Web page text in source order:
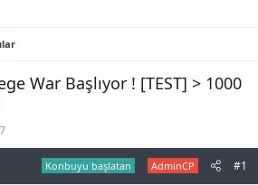
War Başlıyor ! [TEST] > 1000
Konbuyu başlatan AdminCP #1